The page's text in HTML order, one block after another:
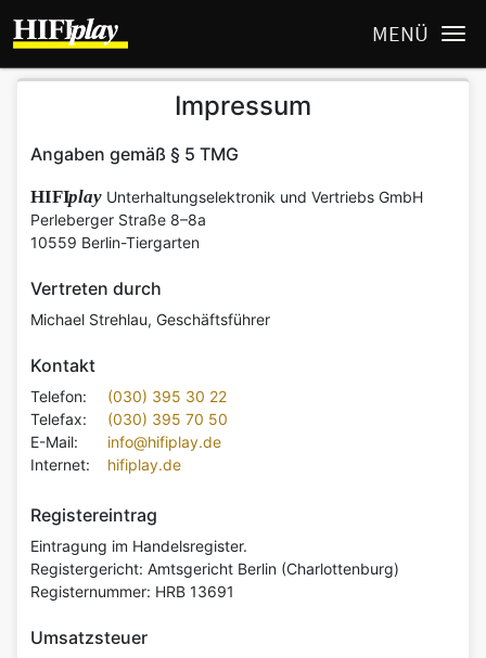
MENÜ
Impressum
Angaben gemäß § 5 TMG
HIFIplay Unterhaltungselektronik und Vertriebs GmbH
Perleberger Straße 8–8a
10559 Berlin-Tiergarten
Vertreten durch
Michael Strehlau, Geschäftsführer
Kontakt
Telefon:
(030) 395 30 22
Telefax:
(030) 395 70 50
E-Mail:
info@hifiplay.de
Internet:
hifiplay.de
Registereintrag
Eintragung im Handelsregister.
Registergericht: Amtsgericht Berlin (Charlottenburg)
Registernummer: HRB 13691
Umsatzsteuer